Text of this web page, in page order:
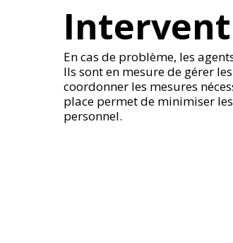
En cas de problème, les
Ils sont en mesure de gérer
coordonner les mesures
place permet de minimiser
personnel.